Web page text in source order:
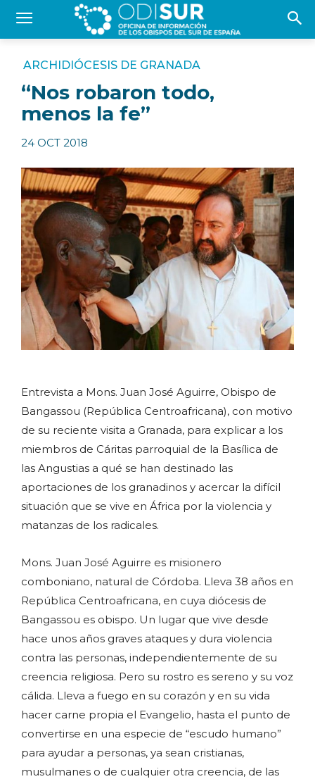
ARCHIDIÓCESIS DE GRANADA
“Nos robaron todo,
menos la fe”
24 OCT 2018
Entrevista a Mons. Juan José Aguirre, Obispo de
Bangassou (República Centroafricana), con motivo
de su reciente visita a Granada, para explicar a los
miembros de Cáritas parroquial de la Basílica de
las Angustias a qué se han destinado las
aportaciones de los granadinos y acercar la difícil
situación que se vive en África por la violencia y
matanzas de los radicales.
Mons. Juan José Aguirre es misionero
comboniano, natural de Córdoba. Lleva 38 años en
República Centroafricana, en cuya diócesis de
Bangassou es obispo. Un lugar que vive desde
hace unos años graves ataques y dura violencia
contra las personas, independientemente de su
creencia religiosa. Pero su rostro es sereno y su voz
cálida. Lleva a fuego en su corazón y en su vida
hacer carne propia el Evangelio, hasta el punto de
convertirse en una especie de “escudo humano”
para ayudar a personas, ya sean cristianas,
musulmanes o de cualquier otra creencia, de las